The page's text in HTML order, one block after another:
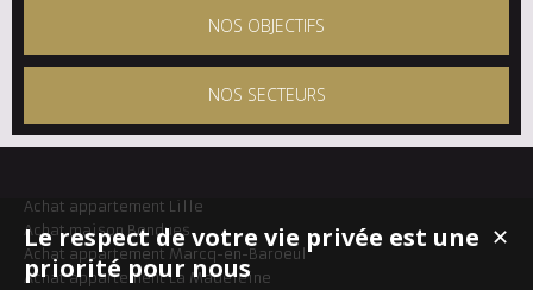
NOS OBJECTIFS
NOS SECTEURS
Achat appartement Lille
Achat maison Bondues
Achat appartement Marcq-en-Baroeul
Achat appartement La Madeleine
✕
Le respect de votre vie privée est une
priorité pour nous